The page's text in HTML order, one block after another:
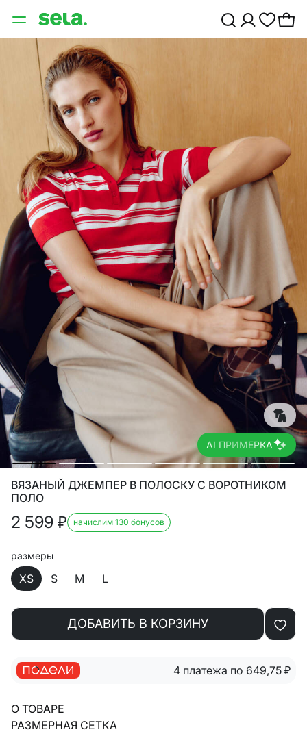
AI ПРИМЕРКА
ВЯЗАНЫЙ ДЖЕМПЕР В ПОЛОСКУ С ВОРОТНИКОМ
ПОЛО
2 599 ₽ начислим 130 бонусов
размеры
XS S M L
ДОБАВИТЬ В КОРЗИНУ
4 платежа по 649,75 ₽
О ТОВАРЕ
РАЗМЕРНАЯ СЕТКА